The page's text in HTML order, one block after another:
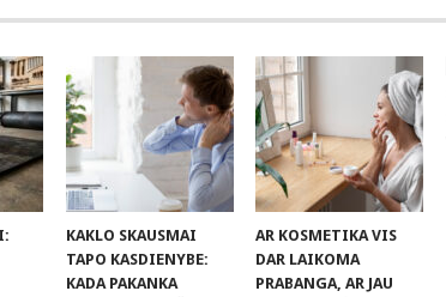
KAKLO SKAUSMAI
TAPO KASDIENYBE:
KADA PAKANKA
AR KOSMETIKA VIS
DAR LAIKOMA
PRABANGA, AR JAU